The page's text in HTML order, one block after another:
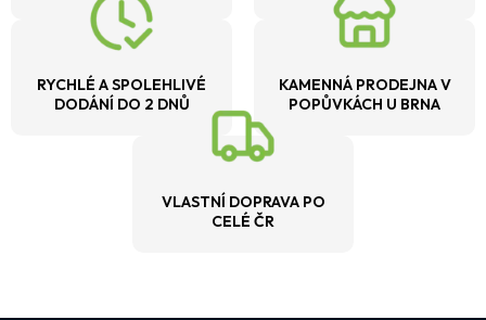
RYCHLÉ A SPOLEHLIVÉ
DODÁNÍ DO 2 DNŮ
KAMENNÁ PRODEJNA V
POPŮVKÁCH U BRNA
VLASTNÍ DOPRAVA PO
CELÉ ČR